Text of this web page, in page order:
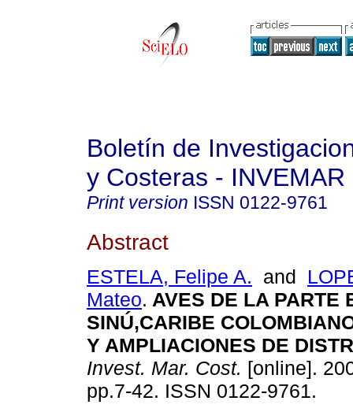
Boletín de
y Costeras - INVEMAR
Print version ISSN 0122-9761
Abstract
ESTELA, Felipe A. and
Mateo. AVES DE LA PARTE
SINÚ,CARIBE
Y AMPLIACIONES DE
Invest. Mar. Cost. [online].
pp.7-42. ISSN 0122-9761.